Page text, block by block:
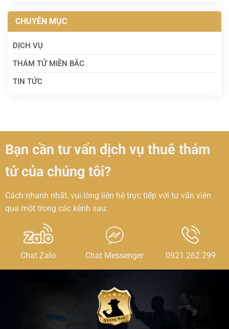
CHUYÊN MỤC
DỊCH VỤ
THÁM TỬ MIỀN BẮC
TIN TỨC
Bạn cần tư vấn dịch vụ thuê thám
tử của chúng tôi?
Cách nhanh nhất, vui lòng liên hệ trực tiếp với tư vấn viên
qua một trong các kênh sau:
Chat Zalo Chat Messenger 0921.262.299